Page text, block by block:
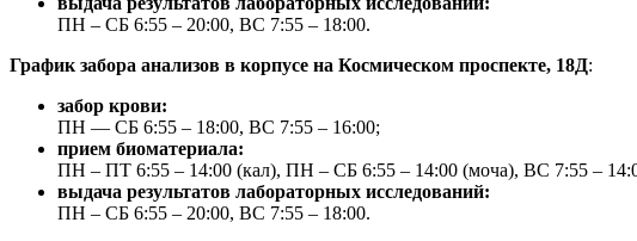
ПН – СБ 6:55 – 20:00, ВС 7:55 – 18:00.
График забора анализов в корпусе на Космическом проспекте, 18Д:
забор крови:
ПН — СБ 6:55 – 18:00, ВС 7:55 – 16:00;
прием биоматериала:
ПН – ПТ 6:55 – 14:00 (кал), ПН – СБ 6:55 – 14:00 (моча), ВС 7:55 –
выдача результатов лабораторных исследований:
ПН – СБ 6:55 – 20:00, ВС 7:55 – 18:00.